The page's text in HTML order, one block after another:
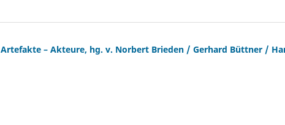
– Akteure, hg. v. Norbert Brieden / Gerhard Büttner /